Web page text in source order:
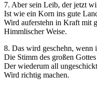
7. Aber sein Leib, der jetzt
Ist wie ein Korn ins gute
Wird auferstehn in Kraft mit
Himmlischer Weise.
8. Das wird geschehn, wenn
Die Stimm des großen
Der wiederum all
Wird richtig machen.